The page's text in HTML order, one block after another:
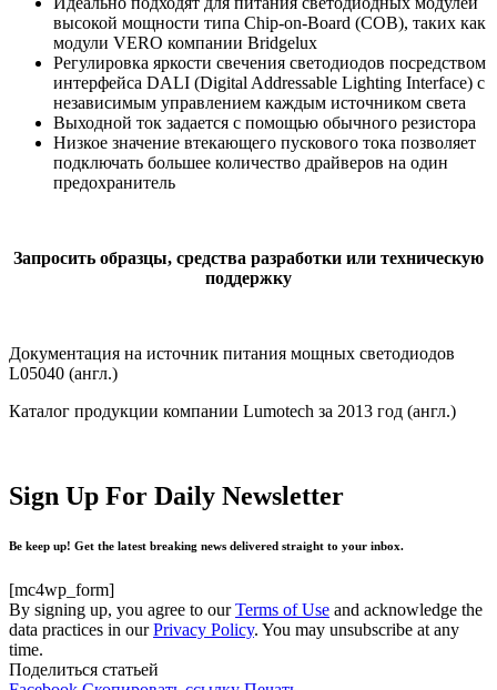
высокой мощности типа Chip-on-Board (COB), таких как
модули VERO компании Bridgelux
Регулировка яркости свечения светодиодов посредством
интерфейса DALI (Digital Addressable Lighting Interface) с
независимым управлением каждым источником света
Выходной ток задается с помощью обычного резистора
Низкое значение втекающего пускового тока позволяет
подключать большее количество драйверов на один
предохранитель
Запросить образцы, средства разработки или техническую
поддержку
Документация на источник питания мощных светодиодов
L05040 (англ.)
Каталог продукции компании Lumotech за 2013 год (англ.)
Sign Up For Daily Newsletter
Be keep up! Get the latest breaking news delivered straight to your inbox.
[mc4wp_form]
By signing up, you agree to ourTerms of Use and acknowledge the
data practices in ourPrivacy Policy. You may unsubscribe at any
time.
Поделиться статьей